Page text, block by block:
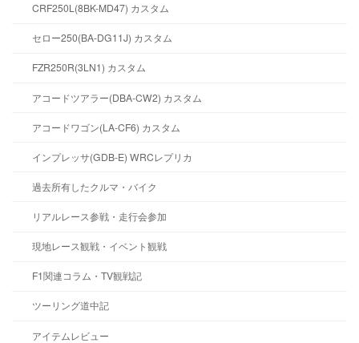
CRF250L(8BK-MD47) カスタム
セロー250(BA-DG11J) カスタム
FZR250R(3LN1) カスタム
アコードツアラー(DBA-CW2) カスタム
アコードワゴン(LA-CF6) カスタム
インプレッサ(GDB-E) WRCレプリカ
過去所有したクルマ・バイク
リアルレース参戦・走行会参加
現地レース観戦・イベント観戦
F1関連コラム・TV観戦記
ツーリング道中記
アイテムレビュー